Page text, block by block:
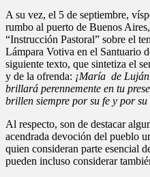
A su vez, el 5 de septiembre,
rumbo al puerto de Buenos
“Instrucción Pastoral” sobre el
Lámpara Votiva en el Santuario
siguiente texto, que sintetiza el
y de la ofrenda: ¡María de
brillará perennemente en tu
brillen siempre por su fe y por
Al respecto, son de destacar
acendrada devoción del pueblo
quien consideran parte esencial
pueden incluso considerar